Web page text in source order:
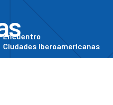
Encuentro
Ciudades Iberoamericanas